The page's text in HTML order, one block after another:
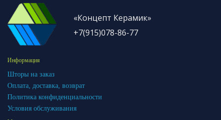
«Концепт Керамик»
+7(915)078-86-77
Информация
Шторы на заказ
Оплата, доставка, возврат
Политика конфиденциальности
Условия обслуживания